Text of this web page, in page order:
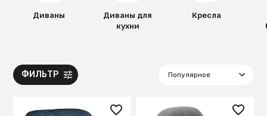
Диваны
Диваны для
кухни
Кресла
ФИЛЬТР